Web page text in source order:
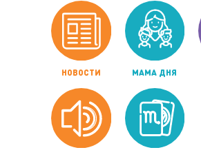
НОВОСТИ МАМА ДНЯ